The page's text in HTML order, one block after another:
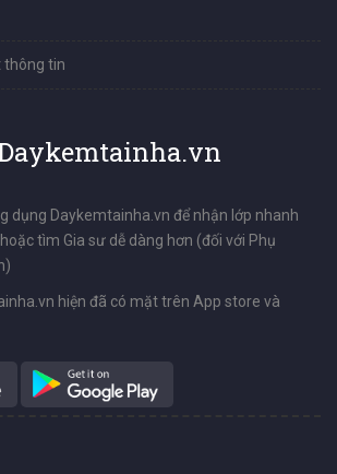
thông tin
dụng Daykemtainha.vn để nhận lớp nhanh
tìm Gia sư dễ dàng hơn (đối với Phụ
hiện đã có mặt trên App store và